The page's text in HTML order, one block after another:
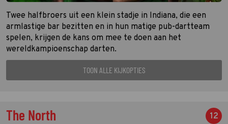
Twee halfbroers uit een klein stadje in Indiana, die een
armlastige bar bezitten en in hun matige pub-dartteam
spelen, krijgen de kans om mee te doen aan het
wereldkampioenschap darten.
TOON ALLE KIJKOPTIES
The North 12